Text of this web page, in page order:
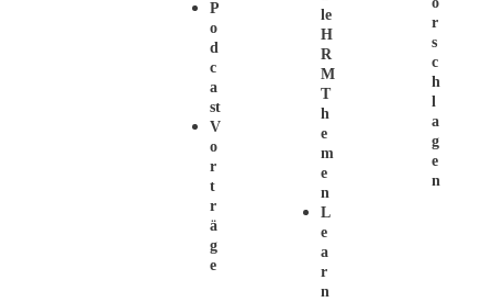
P
O
D
C
A
St
V
O
R
T
R
Ä
G
E
Le
H
R
M
T
H
E
M
E
N
L
E
A
R
N
R
S
C
H
L
A
G
E
N